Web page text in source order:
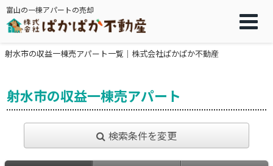
富山の一棟アパートの売却
射水市の収益一棟売アパート一覧｜株式会社ぱかぱか不動産
射水市の収益一棟売アパート
検索条件を変更